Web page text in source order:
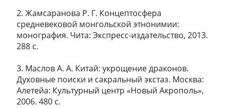
2. Жамсаранова Р. Г. Концептосфера
средневековой монгольской этнонимии:
монография. Чита: Экспресс-издательство, 2013.
288 с.
3. Маслов А. А. Китай: укрощение драконов.
Духовные поиски и сакральный экстаз. Москва:
Алетейа: Культурный центр «Новый Акрополь»,
2006. 480 с.